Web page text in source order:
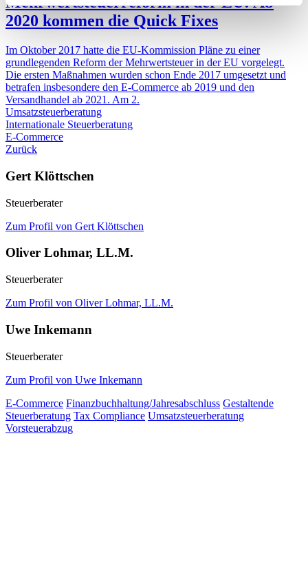
2020 kommen die Quick Fixes
Im Oktober 2017 hatte die EU-Kommission Pläne zu einer
grundlegenden Reform der Mehrwertsteuer in der EU vorgelegt.
Die ersten Maßnahmen wurden schon Ende 2017 umgesetzt und
betrafen insbesondere den E-Commerce ab 2019 und den
Versandhandel ab 2021. Am 2.
Umsatzsteuerberatung
Internationale Steuerberatung
E-Commerce
Zurück
Gert Klöttschen
Steuerberater
Zum Profil von Gert Klöttschen
Oliver Lohmar, LL.M.
Steuerberater
Zum Profil von Oliver Lohmar, LL.M.
Uwe Inkemann
Steuerberater
Zum Profil von Uwe Inkemann
E-Commerce Finanzbuchhaltung/Jahresabschluss Gestaltende
Steuerberatung Tax Compliance Umsatzsteuerberatung
Vorsteuerabzug